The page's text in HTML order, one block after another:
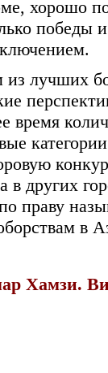
хорошо
победы
из лучших
время
других
праву
в
Хамзи.